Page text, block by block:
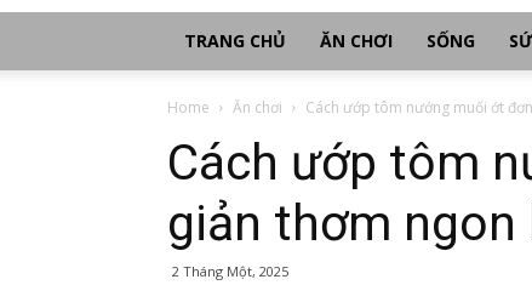
TRANG CHỦ ĂN CHƠI SỐNG
Home Ăn chơi Cách ướp tôm nướng muối ớt
Cách ướp tôm
giản thơm ngon
2 Tháng Một, 2025